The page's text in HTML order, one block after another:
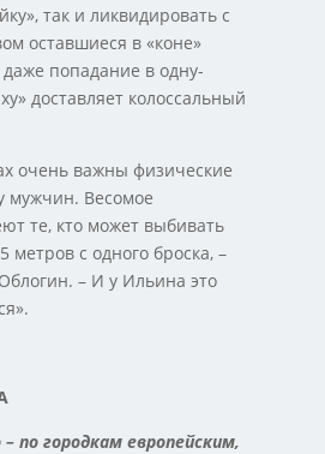
так и ликвидировать с
оставшиеся в «коне»
даже попадание в одну-
доставляет колоссальный
очень важны физические
мужчин. Весомое
те, кто может выбивать
метров с одного броска, –
– И у Ильина это
по городкам европейским,